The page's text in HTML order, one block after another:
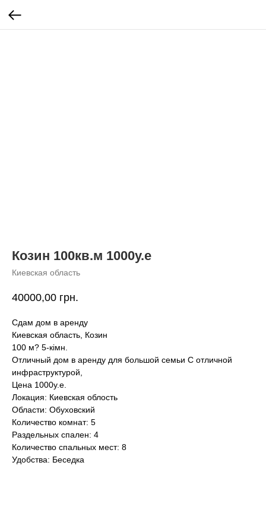
Козин 100кв.м 1000у.е
Киевская область
40000,00 грн.
Сдам дом в аренду
Киевская область, Козин
100 м? 5-кімн.
Отличный дом в аренду для большой семьи С отличной
инфраструктурой,
Цена 1000у.е.
Локация: Киевская облость
Области: Обуховский
Количество комнат: 5
Раздельных спален: 4
Количество спальных мест: 8
Удобства: Беседка